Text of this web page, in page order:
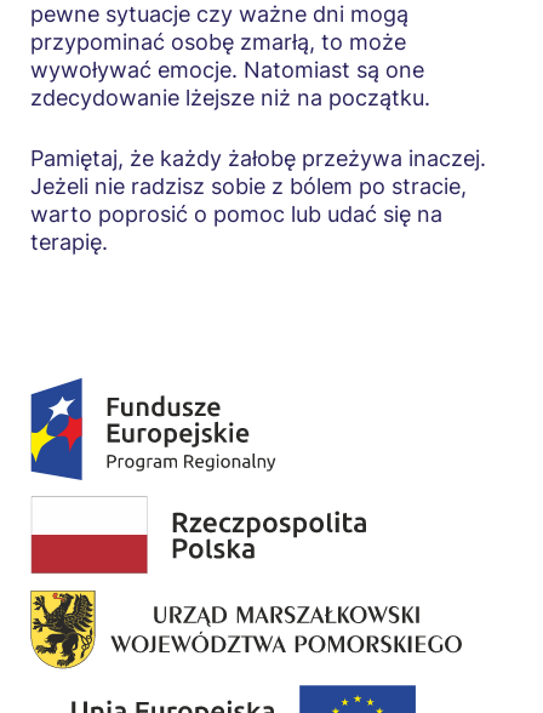
pewne sytuacje czy ważne dni mogą
przypominać osobę zmarłą, to może
wywoływać emocje. Natomiast są one
zdecydowanie lżejsze niż na początku.
Pamiętaj, że każdy żałobę przeżywa inaczej.
Jeżeli nie radzisz sobie z bólem po stracie,
warto poprosić o pomoc lub udać się na
terapię.